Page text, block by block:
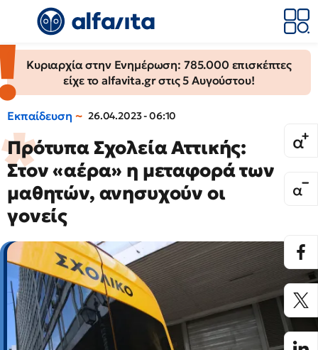
Κυριαρχία στην Ενημέρωση: 785.000 επισκέπτες
είχε το alfavita.gr στις 5 Αυγούστου!
Εκπαίδευση 26.04.2023 - 06:10
Πρότυπα Σχολεία Αττικής:
Στον «αέρα» η μεταφορά των
μαθητών, ανησυχούν οι
γονείς